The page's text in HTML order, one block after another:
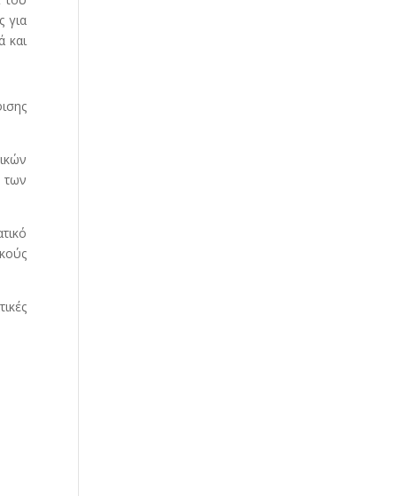
για
και
των